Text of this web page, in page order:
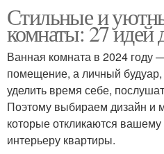
Стильные и
комнаты: 27 идей
Ванная комната в 2024 году
помещение, а личный
уделить время себе,
Поэтому выбираем дизайн и
которые откликаются
интерьеру квартиры.